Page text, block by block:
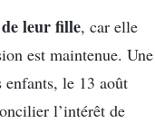
leur fille, car elle
est maintenue. Une
enfants, le 13 août
l’intérêt de